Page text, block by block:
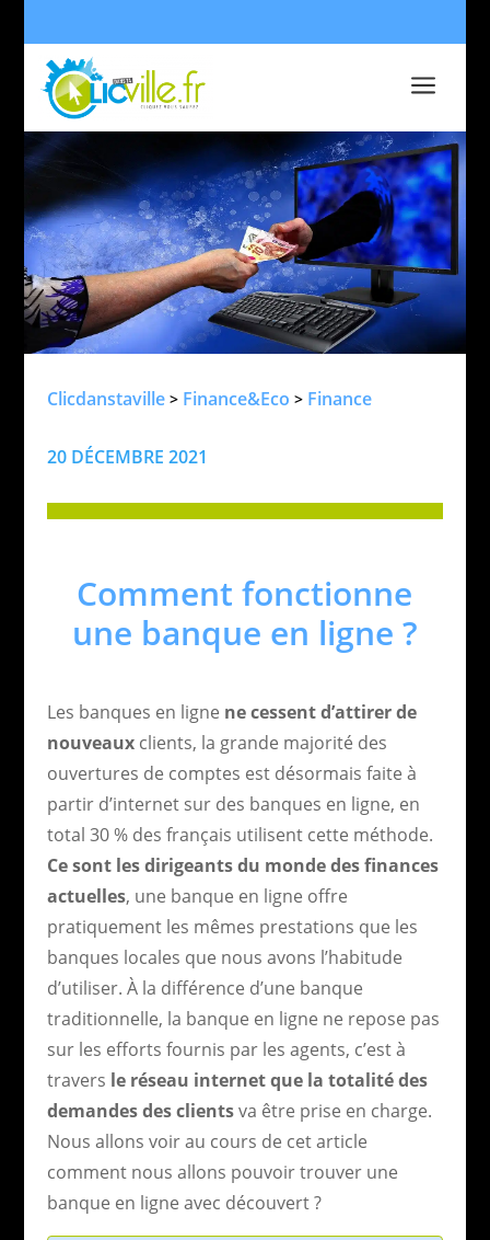
a
Clicdanstaville> Finance&Eco > Finance
20 DÉCEMBRE 2021
Comment fonctionne
une banque en ligne ?
Les banques en ligne ne cessent d’attirer de
nouveaux clients, la grande majorité des
ouvertures de comptes est désormais faite à
partir d’internet sur des banques en ligne, en
total 30 % des français utilisent cette méthode.
Ce sont les dirigeants du monde des finances
actuelles, une banque en ligne offre
pratiquement les mêmes prestations que les
banques locales que nous avons l’habitude
d’utiliser. À la différence d’une banque
traditionnelle, la banque en ligne ne repose pas
sur les efforts fournis par les agents, c’est à
travers le réseau internet que la totalité des
demandes des clientsva être prise en charge.
Nous allons voir au cours de cet article
comment nous allons pouvoir trouver une
banque en ligne avec découvert ?